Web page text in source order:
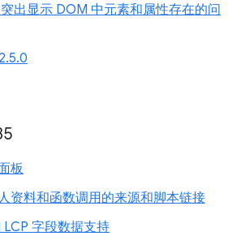
出显示 DOM 中元素和属性存在的问
板
资料和函数调用的来源和脚本链接
字段数据支持